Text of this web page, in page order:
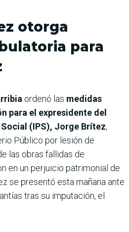
otorga
para
ordenó las medidas
para el expresidente del
(IPS), Jorge Brítez,
Público por lesión de
las obras fallidas de
en un perjuicio patrimonial de
se presentó esta mañana ante
tras su imputación, el